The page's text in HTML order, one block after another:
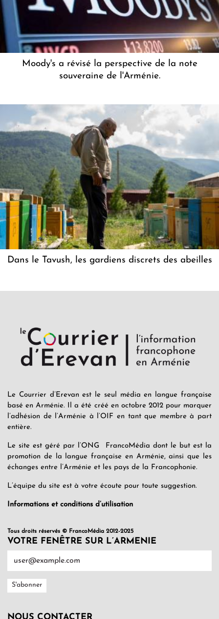
Moody's a révisé la perspective de la note
souveraine de l'Arménie.
Dans le Tavush, les gardiens discrets des abeilles
Le Courrier d’Erevan est le seul média en langue française
basé en Arménie. Il a été créé en octobre 2012 pour marquer
l’adhésion de l’Arménie à l’OIF en tant que membre à part
entière.
Le site est géré par l’ONG FrancoMédia dont le but est la
promotion de la langue française en Arménie, ainsi que les
échanges entre l’Arménie et les pays de la Francophonie.
L’équipe du site est à votre écoute pour toute suggestion.
Informations et conditions d’utilisation
Tous droits réservés © FrancoMédia 2012-2025
VOTRE FENÊTRE SUR L’ARMENIE
NOUS CONTACTER